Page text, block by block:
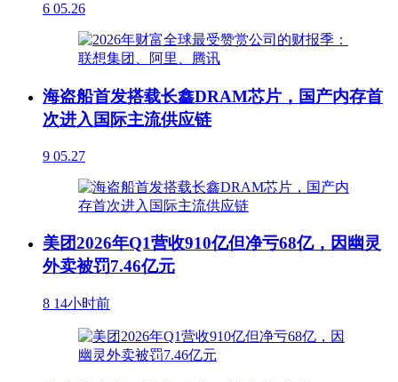
6 05.26
海盗船首发搭载长鑫DRAM芯片，国产内存首
次进入国际主流供应链
9 05.27
美团2026年Q1营收910亿但净亏68亿，因幽灵
外卖被罚7.46亿元
8 14小时前